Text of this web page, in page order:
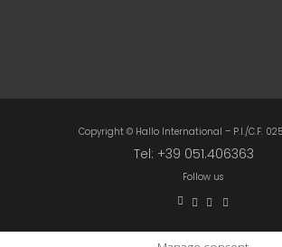
Copyright © Hallo International – P.I./C.F.
Tel: +39 051.406363
Follow us